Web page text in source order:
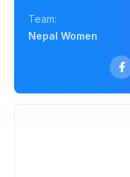
Team:
Nepal Women